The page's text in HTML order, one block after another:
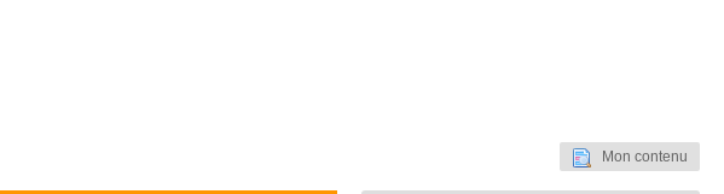
Mon contenu